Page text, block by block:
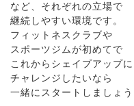
など、それぞれの立場で
継続しやすい環境です。
フィットネスクラブや
スポーツジムが初めてで
これからシェイプアップに
チャレンジしたいなら
一緒にスタートしましょう